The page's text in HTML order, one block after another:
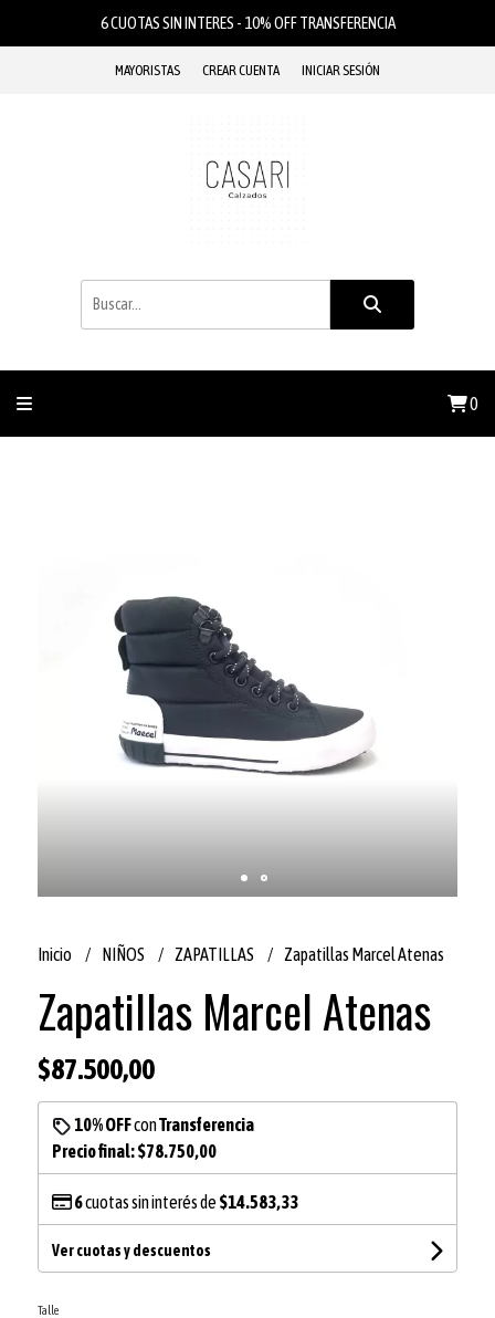
6 CUOTAS SIN INTERES - 10% OFF TRANSFERENCIA
MAYORISTAS CREAR CUENTA INICIAR SESIÓN
0
Inicio NIÑOS ZAPATILLAS Zapatillas Marcel Atenas
Zapatillas Marcel Atenas
$87.500,00
10% OFFconTransferencia
Precio final:$78.750,00
6cuotas sin interés de $14.583,33
Ver cuotas y descuentos
Talle